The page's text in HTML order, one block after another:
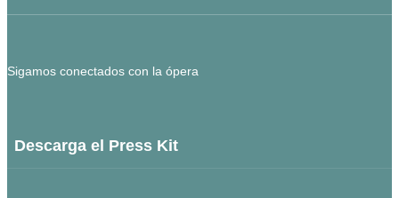
Sigamos conectados con la ópera
Descarga el Press Kit